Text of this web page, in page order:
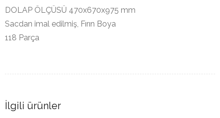
DOLAP ÖLÇÜSÜ 470x670x975 mm
Sacdan imal edilmiş, Fırın Boya
118 Parça
İlgili ürünler